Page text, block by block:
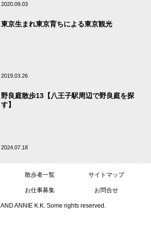
2020.09.03
東京生まれ東京育ちによる東京観光
2019.03.26
野良庭散歩13【八王子駅周辺で野良庭を探
す】
2024.07.18
散歩者一覧 サイトマップ
お仕事募集 お問合せ
ANNIE K.K. Some rights reserved.